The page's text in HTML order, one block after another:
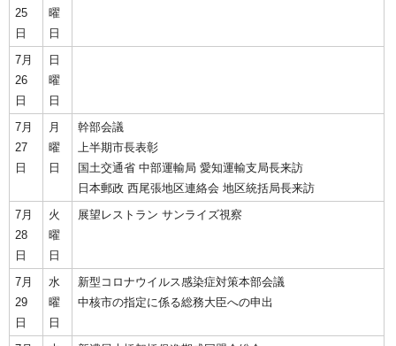
25
日
曜
日
7月
26
日
日
曜
日
7月
27
日
月
曜
日
幹部会議
上半期市長表彰
国土交通省 中部運輸局 愛知運輸支局長来訪
日本郵政 西尾張地区連絡会 地区統括局長来訪
7月
28
日
火
曜
日
展望レストラン サンライズ視察
7月
29
日
水
曜
日
新型コロナウイルス感染症対策本部会議
中核市の指定に係る総務大臣への申出